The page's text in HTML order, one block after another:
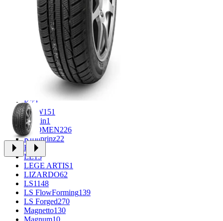
CROSS_STREET
Eurodisk1
34
71
Grizzly3
1004
iFree Original53
INFORGED1
K72
KDW151
Keskin1
KHOMEN226
Kronprinz22
KT 23
LE13
LEGE ARTIS1
LIZARDO62
LS1148
LS FlowForming139
LS Forged270
Magnetto130
Magnum10